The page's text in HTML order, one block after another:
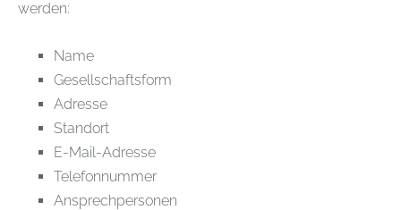
werden:
Name
Gesellschaftsform
Adresse
Standort
E-Mail-Adresse
Telefonnummer
Ansprechpersonen